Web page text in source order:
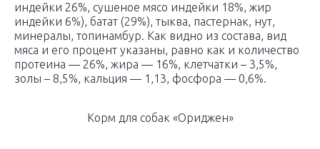
индейки 26%, сушеное мясо индейки 18%, жир
индейки 6%), батат (29%), тыква, пастернак, нут,
минералы, топинамбур. Как видно из состава, вид
мяса и его процент указаны, равно как и количество
протеина — 26%, жира — 16%, клетчатки – 3,5%,
золы – 8,5%, кальция — 1,13, фосфора — 0,6%.
Корм для собак «Ориджен»